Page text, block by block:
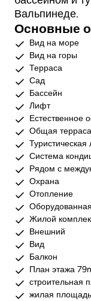
Вальпинеде.
Основные
Вид на море
Вид на горы
Терраса
Сад
Бассейн
Лифт
Естественное
Общая терраса
Туристическая
Система
Рядом с
Охрана
Отопление
Жилой
Внешний
Вид
Балкон
План этажа
строительная
жилая